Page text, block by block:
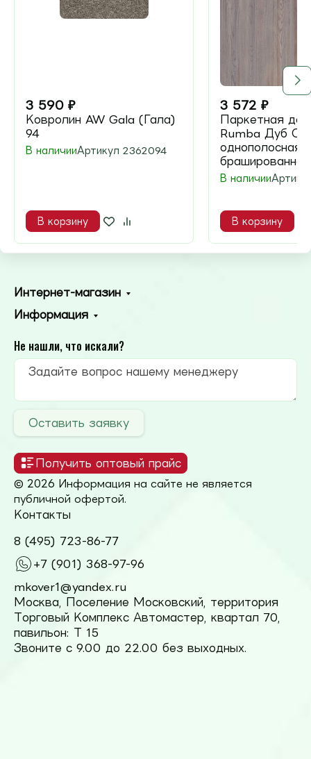
3 590 ₽
Ковролин AW Gala (Гала)
94
В наличииАртикул 2362094
В корзину
3 572 ₽
Паркетная
Rumba Дуб
однополосная
В наличии
В корзину
Интернет-магазин
Информация
Не нашли, что искали?
Оставить заявку
Получить оптовый прайс
© 2026 Информация на сайте не является
публичной офертой.
Контакты
8 (495) 723-86-77
+7 (901) 368-97-96
mkover1@yandex.ru
Москва, Поселение Московский, территория
Торговый Комплекс Автомастер, квартал 70,
павильон: Т 15
Звоните с 9.00 до 22.00 без выходных.